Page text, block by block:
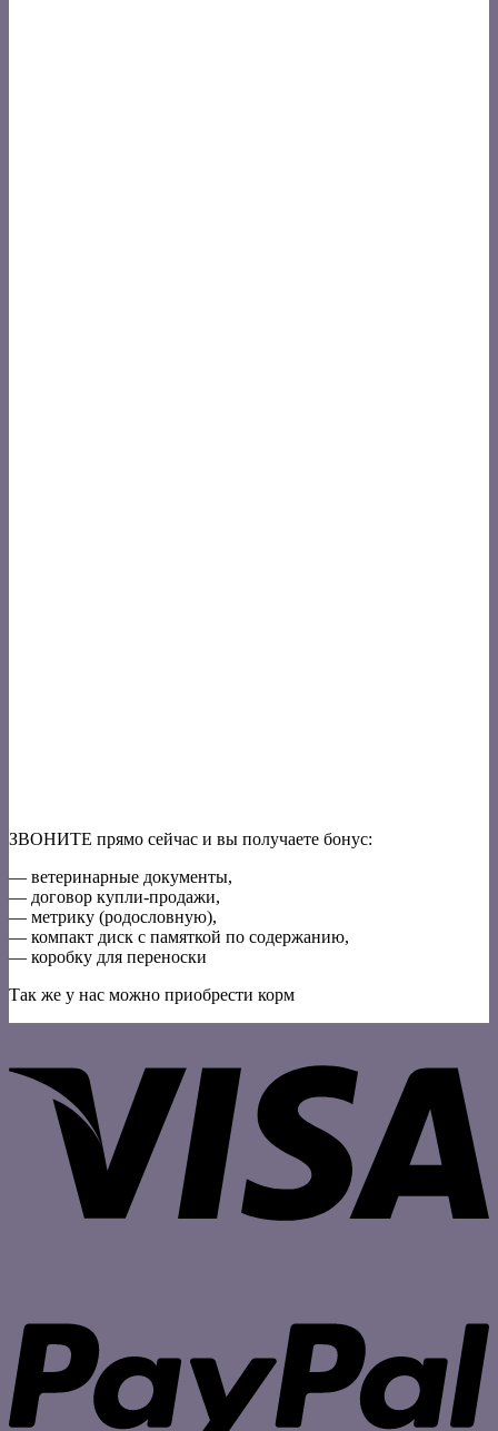
ЗВОНИТЕ прямо сейчас и вы получаете бонус:
— ветеринарные документы,
— договор купли-продажи,
— метрику (родословную),
— компакт диск с памяткой по содержанию,
— коробку для переноски
Так же у нас можно приобрести корм